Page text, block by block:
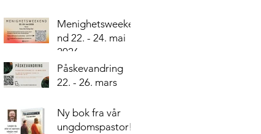
Menighetsweeke
nd 22. - 24. mai
2026
Påskevandring
22. - 26. mars
Ny bok fra vår
ungdomspastor!